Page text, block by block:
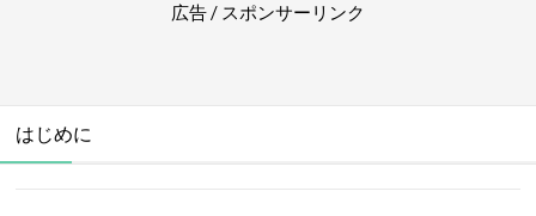
広告 / スポンサーリンク
はじめに